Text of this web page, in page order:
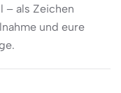
– als Zeichen
und eure